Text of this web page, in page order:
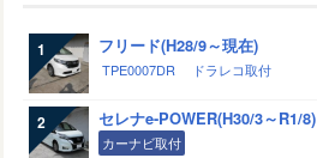
フリード(H28/9～現在)
TPE0007DR ドラレコ取付
セレナe-POWER(H30/3～R1/8)
カーナビ取付